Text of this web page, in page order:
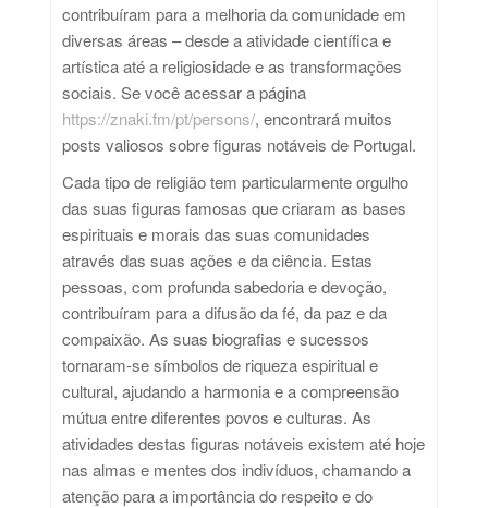
contribuíram para a melhoria da comunidade em
diversas áreas – desde a atividade científica e
artística até a religiosidade e as transformações
sociais. Se você acessar a página
https://znaki.fm/pt/persons/, encontrará muitos
posts valiosos sobre figuras notáveis de Portugal.
Cada tipo de religião tem particularmente orgulho
das suas figuras famosas que criaram as bases
espirituais e morais das suas comunidades
através das suas ações e da ciência. Estas
pessoas, com profunda sabedoria e devoção,
contribuíram para a difusão da fé, da paz e da
compaixão. As suas biografias e sucessos
tornaram-se símbolos de riqueza espiritual e
cultural, ajudando a harmonia e a compreensão
mútua entre diferentes povos e culturas. As
atividades destas figuras notáveis existem até hoje
nas almas e mentes dos indivíduos, chamando a
atenção para a importância do respeito e do